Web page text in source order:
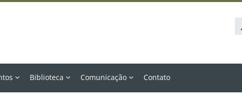
Biblioteca Comunicação Contato